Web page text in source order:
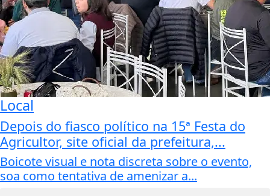
Local
Depois do fiasco político na 15ª Festa do
Agricultor, site oficial da prefeitura,...
Boicote visual e nota discreta sobre o evento,
soa como tentativa de amenizar a...